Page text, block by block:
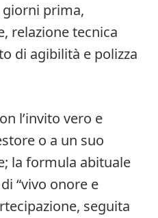
prima,
relazione tecnica
di agibilità e polizza
l’invito vero e
o a un suo
la formula abituale
“vivo onore e
seguita